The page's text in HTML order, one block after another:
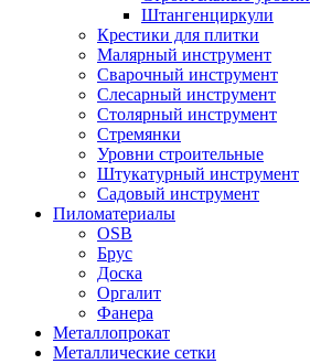
Штангенциркули
Крестики для плитки
Малярный инструмент
Сварочный инструмент
Слесарный инструмент
Столярный инструмент
Стремянки
Уровни строительные
Штукатурный инструмент
Садовый инструмент
Пиломатериалы
OSB
Брус
Доска
Оргалит
Фанера
Металлопрокат
Металлические сетки